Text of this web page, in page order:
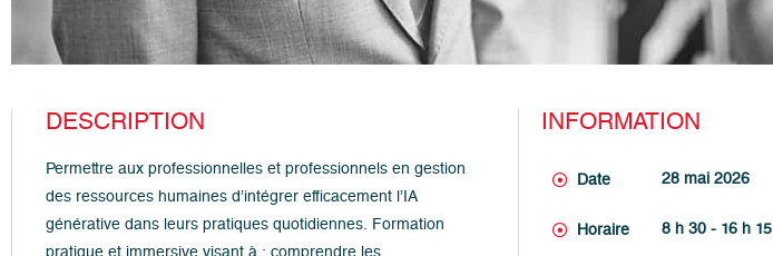
DESCRIPTION
Permettre aux professionnelles et professionnels en gestion
des ressources humaines d’intégrer efficacement l’IA
générative dans leurs pratiques quotidiennes. Formation
pratique et immersive visant à : comprendre les
INFORMATION
Date 28 mai 2026
Horaire 8 h 30 - 16 h 15